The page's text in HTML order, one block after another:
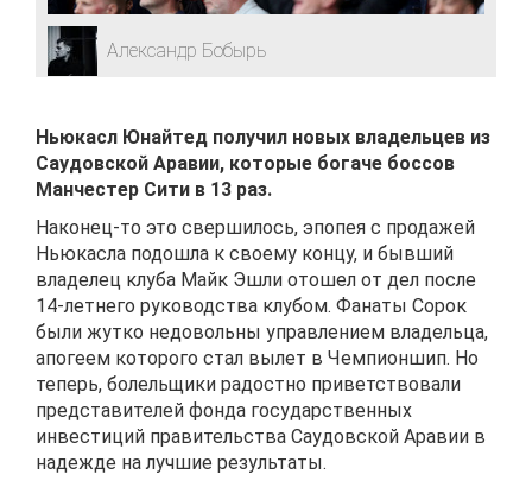
Александр Бобырь
Ньюкасл Юнайтед получил новых владельцев из
Саудовской Аравии, которые богаче боссов
Манчестер Сити в 13 раз.
Наконец-то это свершилось, эпопея с продажей
Ньюкасла подошла к своему концу, и бывший
владелец клуба Майк Эшли отошел от дел после
14-летнего руководства клубом. Фанаты Сорок
были жутко недовольны управлением владельца,
апогеем которого стал вылет в Чемпионшип. Но
теперь, болельщики радостно приветствовали
представителей фонда государственных
инвестиций правительства Саудовской Аравии в
надежде на лучшие результаты.